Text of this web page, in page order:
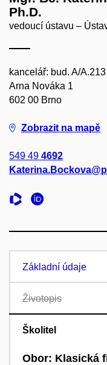
Ph.D.
vedoucí ústavu –
kancelář: bud. A/A.213
Arna Nováka 1
602 00 Brno
Zobrazit na mapě
549 49 4692
Základní údaje
Životopis
Školitel
Obor: Klasická